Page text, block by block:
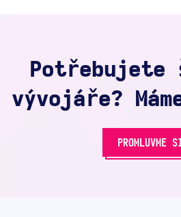
Potřebujete
vývojáře?
PROMLUVME